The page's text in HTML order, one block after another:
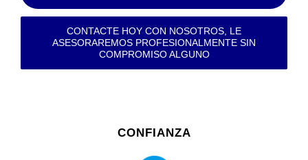
CONTACTE HOY CON NOSOTROS, LE
ASESORAREMOS PROFESIONALMENTE SIN
COMPROMISO ALGUNO
CONFIANZA